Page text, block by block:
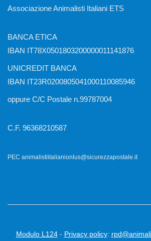
Associazione Animalisti Italiani ETS
BANCA ETICA
IBAN IT78X0501803200000011141876
UNICREDIT BANCA
IBAN IT23R0200805041000110085946
oppure C/C Postale n.99787004
C.F. 96368210587
PEC animalistiitalianionlus@sicurezzapostale.it
Modulo L124- Privacy policy: